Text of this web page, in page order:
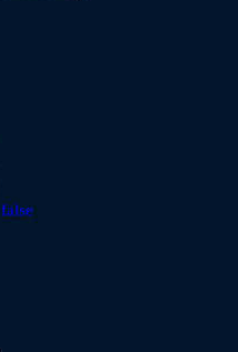
false